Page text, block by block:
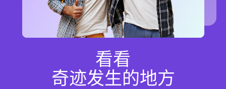
看看
奇迹发生的地方